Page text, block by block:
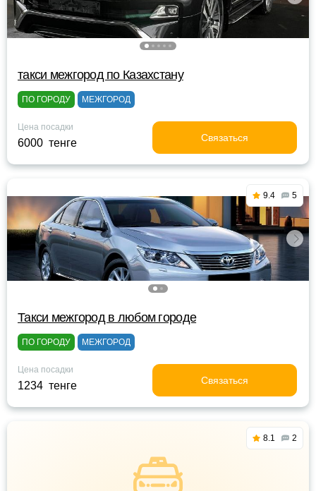
такси межгород по Казахстану
ПО ГОРОДУ МЕЖГОРОД
Цена посадки
6000 тенге Связаться
9.4 5
Такси межгород в любом городе
ПО ГОРОДУ МЕЖГОРОД
Цена посадки
1234 тенге Связаться
8.1 2